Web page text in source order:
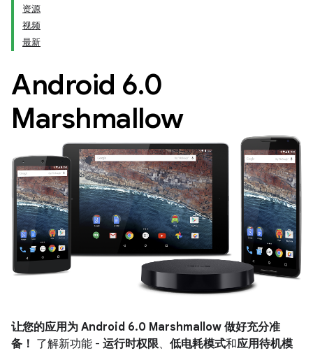
资源
视频
最新
Android 6.0
Marshmallow
让您的应用为 Android 6.0 Marshmallow 做好充分准
备！ 了解新功能 - 运行时权限、 低电耗模式和应用待机模